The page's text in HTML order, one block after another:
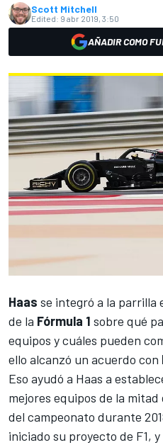
Scott Mitchell
Edited: 9 abr 2019, 3:50
AÑADIR COMO
Haas se integró a la parrilla
de la Fórmula 1 sobre qué
equipos y cuáles pueden
ello alcanzó un acuerdo con
Eso ayudó a Haas a
mejores equipos de la
del campeonato durante
iniciado su proyecto de F1,